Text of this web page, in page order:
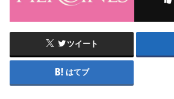
ツイート
はてブ